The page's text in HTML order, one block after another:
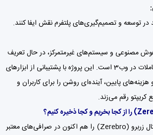
در توسعه و تصمیم‌گیری‌های پلتفرم نقش ایفا کنند.
هوش مصنوعی و سیستم‌های غیرمتمرکز، در حال تعریف
مجدد تولید محتوا و تعاملات در وب3 است. این پروژه با پشتیبانی از ابزارهای
هزینه‌های پایین، آینده‌ای روشن را برای کاربران و
کریپتو رقم می‌زند.
را از کجا بخریم و کجا ذخیره کنیم؟
شما می‌توانید ارز دیجیتال زربرو (Zerebro) را هم اکنون در صرافی‌های معتبر